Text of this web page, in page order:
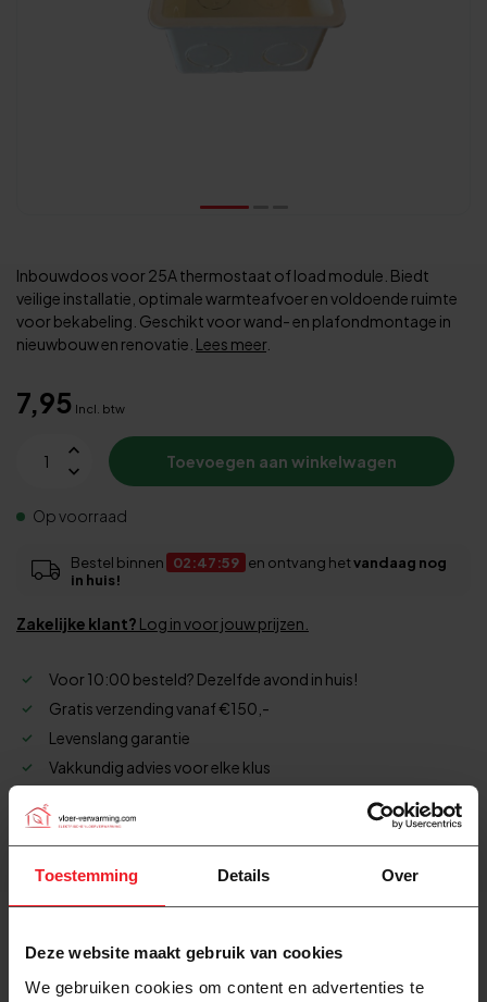
Toestemming Details Over
Deze website maakt gebruik van cookies
We gebruiken cookies om content en advertenties te
Inbouwdoos voor 25A thermostaat of load module. Biedt
veilige installatie, optimale warmteafvoer en voldoende ruimte
voor bekabeling. Geschikt voor wand- en plafondmontage in
nieuwbouw en renovatie. Lees meer.
7,95 Incl. btw
Toevoegen aan winkelwagen
Op voorraad
Bestel binnen 02:47:59 en ontvang hetvandaag nog
in huis!
Zakelijke klant? Log in voor jouw prijzen.
Voor 10:00 besteld? Dezelfde avond in huis!
Gratis verzending vanaf €150,-
Levenslang garantie
Vakkundig advies voor elke klus
215+beoordelingen
Productomschrijving